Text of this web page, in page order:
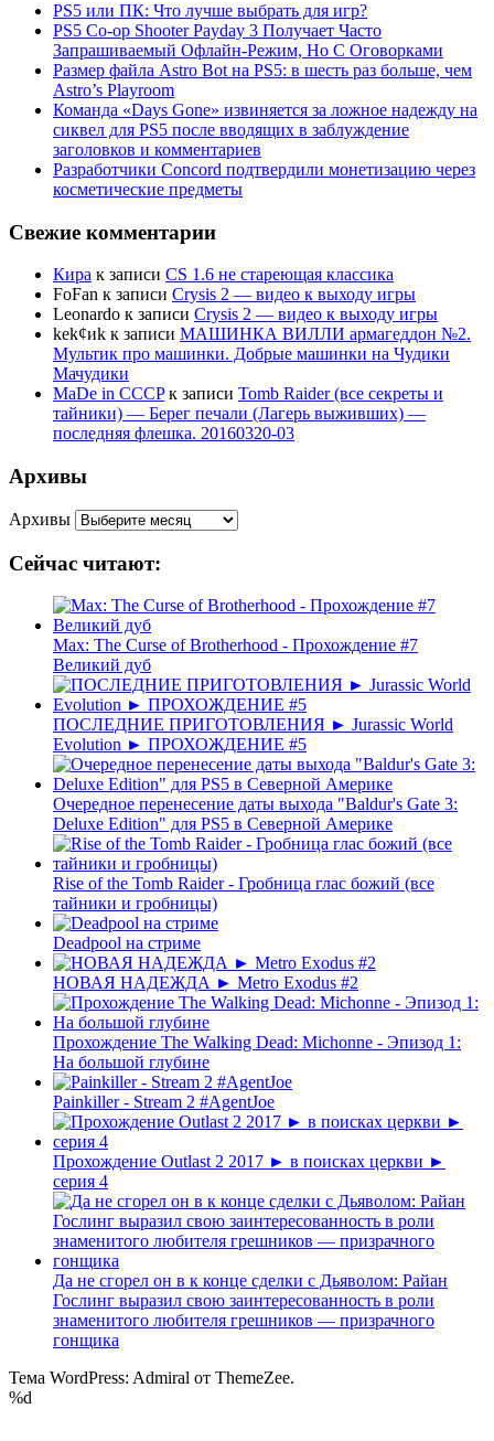
PS5 или ПК: Что лучше выбрать для игр?
PS5 Co-op Shooter Payday 3 Получает Часто
Запрашиваемый Офлайн-Режим, Но С Оговорками
Размер файла Astro Bot на PS5: в шесть раз больше, чем
Astro’s Playroom
Команда «Days Gone» извиняется за ложное надежду на
сиквел для PS5 после вводящих в заблуждение
заголовков и комментариев
Разработчики Concord подтвердили монетизацию через
косметические предметы
Свежие комментарии
Кира к записи CS 1.6 не стареющая классика
FoFan к записи Crysis 2 — видео к выходу игры
Leonardo к записи Crysis 2 — видео к выходу игры
kek¢иk к записи МАШИНКА ВИЛЛИ армагеддон №2.
Мультик про машинки. Добрые машинки на Чудики
Мачудики
MaDe in CCCPк записи Tomb Raider (все секреты и
тайники) — Берег печали (Лагерь выживших) —
последняя флешка. 20160320-03
Архивы
Архивы
Сейчас читают:
Max: The Curse of Brotherhood - Прохождение #7
Великий дуб
ПОСЛЕДНИЕ ПРИГОТОВЛЕНИЯ ► Jurassic World
Evolution ► ПРОХОЖДЕНИЕ #5
Очередное перенесение даты выхода "Baldur's Gate 3:
Deluxe Edition" для PS5 в Северной Америке
Rise of the Tomb Raider - Гробница глас божий (все
тайники и гробницы)
Deadpool на стриме
НОВАЯ НАДЕЖДА ► Metro Exodus #2
Прохождение The Walking Dead: Michonne - Эпизод 1:
На большой глубине
Painkiller - Stream 2 #AgentJoe
Прохождение Outlast 2 2017 ► в поисках церкви ►
серия 4
Да не сгорел он в к конце сделки с Дьяволом: Райан
Гослинг выразил свою заинтересованность в роли
знаменитого любителя грешников — призрачного
гонщика
Тема WordPress: Admiral от ThemeZee.
%d